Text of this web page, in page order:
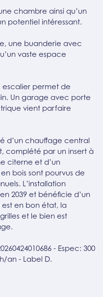
chambre ainsi qu’un
potentiel intéressant.
une buanderie avec
vaste espace
escalier permet de
Un garage avec porte
vient parfaire
d’un chauffage central
complété par un insert à
citerne et d’un
bois sont pourvus de
L’installation
2039 et bénéficie d’un
en bon état, la
et le bien est
- Espec: 300
an - Label D.